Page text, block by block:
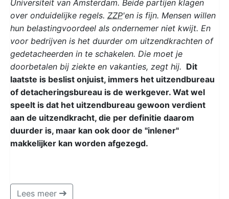
Universiteit van Amsterdam. Beide partijen klagen
over onduidelijke regels. ZZP'en is fijn. Mensen willen
hun belastingvoordeel als ondernemer niet kwijt. En
voor bedrijven is het duurder om uitzendkrachten of
gedetacheerden in te schakelen. Die moet je
doorbetalen bij ziekte en vakanties, zegt hij. Dit
laatste is beslist onjuist, immers het uitzendbureau
of detacheringsbureau is de werkgever. Wat wel
speelt is dat het uitzendbureau gewoon verdient
aan de uitzendkracht, die per definitie daarom
duurder is, maar kan ook door de "inlener"
makkelijker kan worden afgezegd.
Lees meer